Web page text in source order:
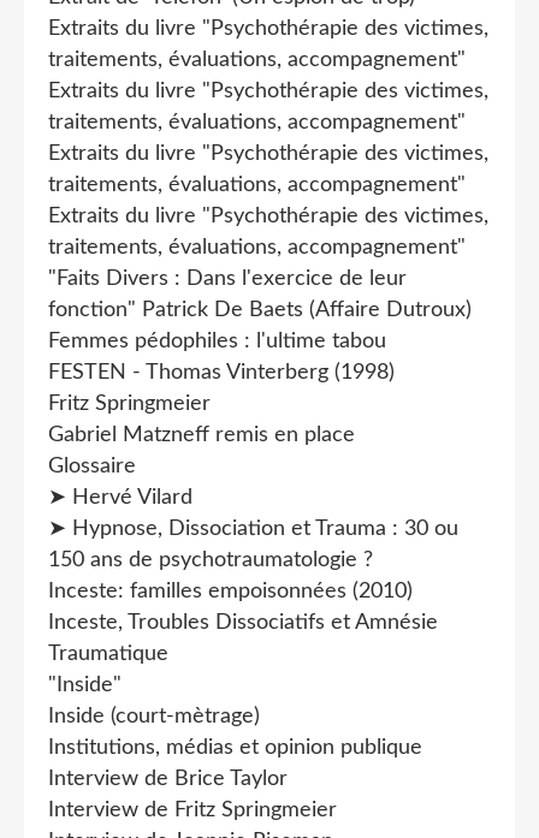
Extraits du livre "Psychothérapie des victimes,
traitements, évaluations, accompagnement"
Extraits du livre "Psychothérapie des victimes,
traitements, évaluations, accompagnement"
Extraits du livre "Psychothérapie des victimes,
traitements, évaluations, accompagnement"
Extraits du livre "Psychothérapie des victimes,
traitements, évaluations, accompagnement"
"Faits Divers : Dans l'exercice de leur
fonction" Patrick De Baets (Affaire Dutroux)
Femmes pédophiles : l'ultime tabou
FESTEN - Thomas Vinterberg (1998)
Fritz Springmeier
Gabriel Matzneff remis en place
Glossaire
➤ Hervé Vilard
➤ Hypnose, Dissociation et Trauma : 30 ou
150 ans de psychotraumatologie ?
Inceste: familles empoisonnées (2010)
Inceste, Troubles Dissociatifs et Amnésie
Traumatique
"Inside"
Inside (court-mètrage)
Institutions, médias et opinion publique
Interview de Brice Taylor
Interview de Fritz Springmeier